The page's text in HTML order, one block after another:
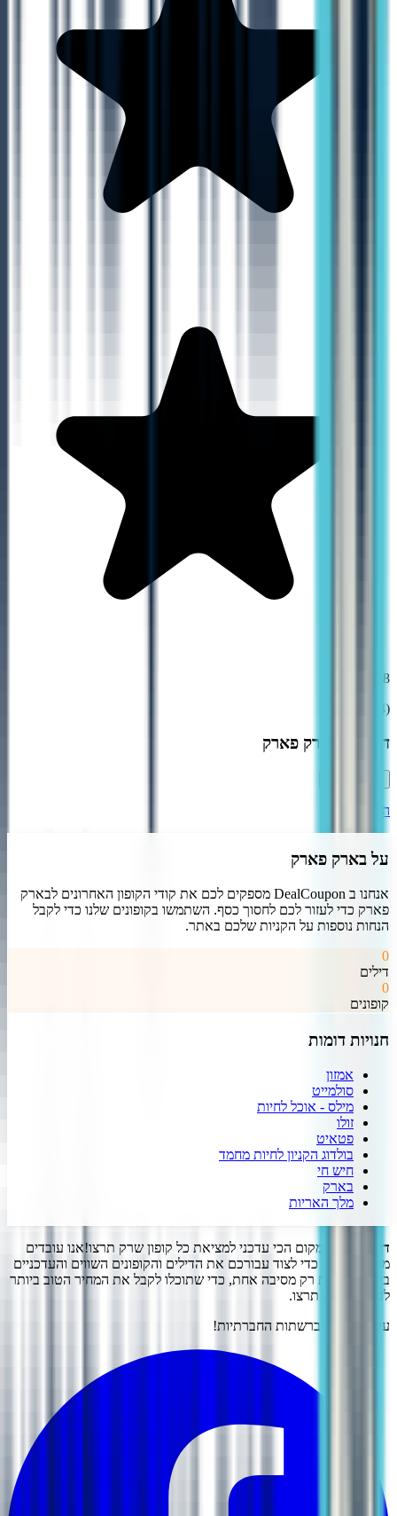
4.8
(
4
דרג את בארק פארק
התחבר
על בארק פארק
אנחנו ב DealCoupon מספקים לכם את קודי הקופון האחרונים ל
בארק
פארק כדי לעזור לכם לחסוך כסף. השתמשו בקופונים שלנו כדי לקבל
הנחות נוספות על הקניות שלכם באתר.
0
דילים
0
קופונים
חנויות דומות
אמזון
סולמייט
מילס - אוכל לחיות
זולו
פטאיט
בולדוג הקניון לחיות מחמד
חיש חי
בארק
מלך האריות
דיל קופון - המקום הכי עדכני למציאת כל קופון שרק תרצו!אנו עובדים
מסביב לשעון כדי לצוד עבורכם את הדילים והקופונים השווים והעדכניים
ביותר.
כל זאת רק מסיבה אחת, כדי שתוכלו לקבל את המחיר הטוב ביותר
לכל מה שרק תרצו.
עקבו אחרינו ברשתות החברתיות!